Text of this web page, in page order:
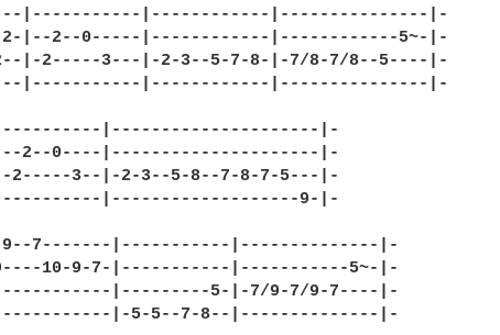
|-----------|------------|---------------|-
2-|--2--0-----|------------|------------5~-|-
|-2-----3---|-2-3--5-7-8-|-7/8-7/8--5----|-
|-----------|------------|---------------|-
|---------------------|-
|--2--0----|---------------------|-
3--|-2-3--5-8--7-8-7-5---|-
|----------|-------------------9-|-
7-------|-----------|--------------|-
10-9-7-|-----------|-----------5~-|-
|---------5-|-7/9-7/9-7----|-
|-5-5--7-8--|--------------|-